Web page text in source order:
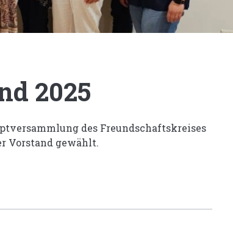
2025
des Freundschaftskreises
Vorstand gewählt.